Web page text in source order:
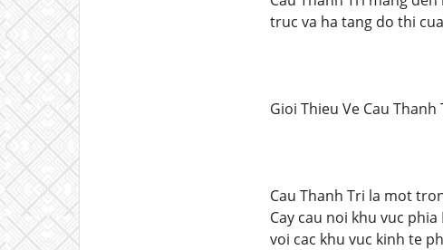
truc va ha tang do thi
Gioi Thieu Ve Cau Thanh
Cau Thanh Tri la mot
Cay cau noi khu vuc
voi cac khu vuc kinh te